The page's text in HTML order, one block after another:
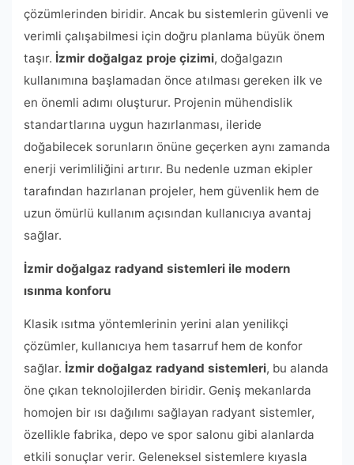
çözümlerinden biridir. Ancak bu sistemlerin güvenli ve
verimli çalışabilmesi için doğru planlama büyük önem
taşır. İzmir doğalgaz proje çizimi, doğalgazın
kullanımına başlamadan önce atılması gereken ilk ve
en önemli adımı oluşturur. Projenin mühendislik
standartlarına uygun hazırlanması, ileride
doğabilecek sorunların önüne geçerken aynı zamanda
enerji verimliliğini artırır. Bu nedenle uzman ekipler
tarafından hazırlanan projeler, hem güvenlik hem de
uzun ömürlü kullanım açısından kullanıcıya avantaj
sağlar.
İzmir doğalgaz radyand sistemleri ile modern
ısınma konforu
Klasik ısıtma yöntemlerinin yerini alan yenilikçi
çözümler, kullanıcıya hem tasarruf hem de konfor
sağlar. İzmir doğalgaz radyand sistemleri, bu alanda
öne çıkan teknolojilerden biridir. Geniş mekanlarda
homojen bir ısı dağılımı sağlayan radyant sistemler,
özellikle fabrika, depo ve spor salonu gibi alanlarda
etkili sonuçlar verir. Geleneksel sistemlere kıyasla